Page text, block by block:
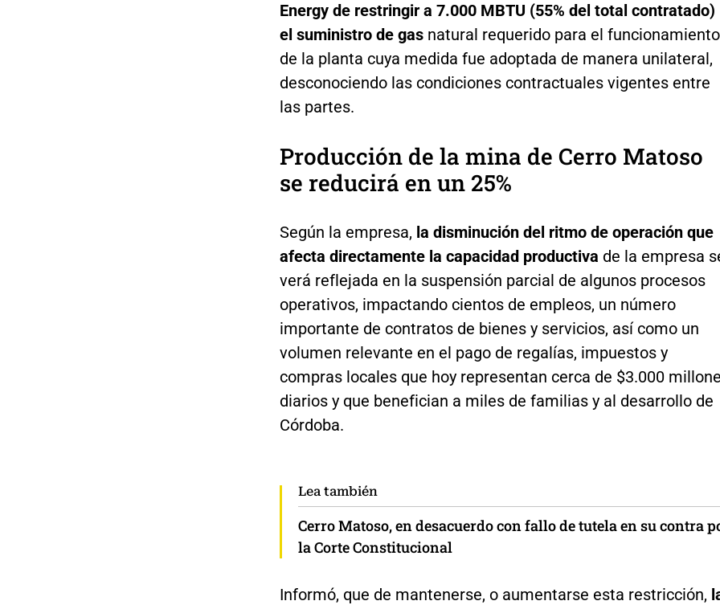
Energy de restringir a 7.000 MBTU (55% del total contratado)
el suministro de gas natural requerido para el funcionamiento
de la planta cuya medida fue adoptada de manera unilateral,
desconociendo las condiciones contractuales vigentes entre
las partes.
Producción de la mina de Cerro Matoso
se reducirá en un 25%
Según la empresa, la disminución del ritmo de operación que
afecta directamente la capacidad productiva de la empresa
verá reflejada en la suspensión parcial de algunos procesos
operativos, impactando cientos de empleos, un número
importante de contratos de bienes y servicios, así como un
volumen relevante en el pago de regalías, impuestos y
compras locales que hoy representan cerca de $3.000
diarios y que benefician a miles de familias y al desarrollo de
Córdoba.
Lea también
Cerro Matoso, en desacuerdo con fallo de tutela en su contra
la Corte Constitucional
Informó, que de mantenerse, o aumentarse esta restricción,